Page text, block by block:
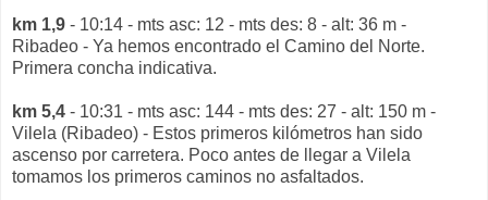
km 1,9 - 10:14 - mts asc: 12 - mts des: 8 - alt: 36 m -
Ribadeo - Ya hemos encontrado el Camino del Norte.
Primera concha indicativa.
km 5,4 - 10:31 - mts asc: 144 - mts des: 27 - alt: 150 m -
Vilela (Ribadeo) - Estos primeros kilómetros han sido
ascenso por carretera. Poco antes de llegar a Vilela
tomamos los primeros caminos no asfaltados.